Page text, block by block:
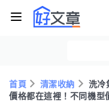
首頁 清潔收納
洗冷
價格都在這裡！不同機型